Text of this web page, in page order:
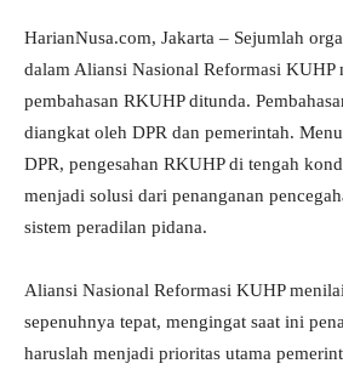
HarianNusa.com, Jakarta – Sejumlah
dalam Aliansi Nasional Reformasi KUHP
pembahasan RKUHP ditunda.
diangkat oleh DPR dan pemerintah.
DPR, pengesahan RKUHP di tengah
menjadi solusi dari penanganan
sistem peradilan pidana.
Aliansi Nasional Reformasi KUHP
sepenuhnya tepat, mengingat saat ini
haruslah menjadi prioritas utama